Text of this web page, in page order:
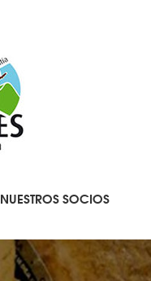
NUESTROS SOCIOS